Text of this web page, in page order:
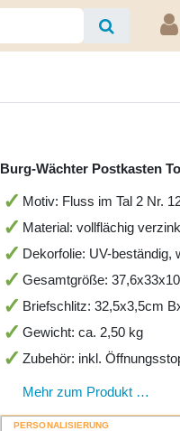
Burg-Wächter Postkasten
Motiv: Fluss im Tal 2 Nr.
Material: vollflächig
Dekorfolie: UV-beständig,
Gesamtgröße:
Briefschlitz: 32,5x3,5cm
Gewicht: ca. 2,50 kg
Zubehör: inkl.
Mehr zum Produkt …
PERSONALISIERUNG